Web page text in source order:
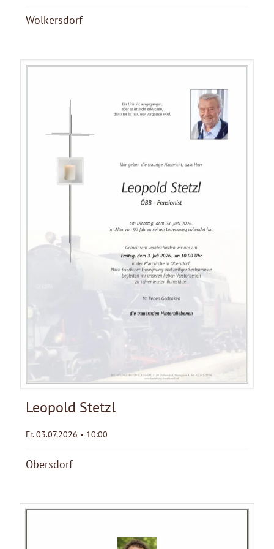
Wolkersdorf
Leopold Stetzl
Fr. 03.07.2026 • 10:00
Obersdorf